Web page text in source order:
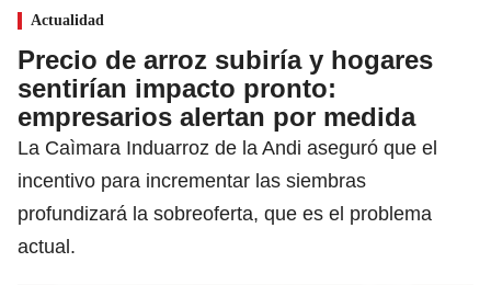
Actualidad
Precio de arroz subiría y hogares
sentirían impacto pronto:
empresarios alertan por medida
La Caìmara Induarroz de la Andi aseguró que el
incentivo para incrementar las siembras
profundizará la sobreoferta, que es el problema
actual.